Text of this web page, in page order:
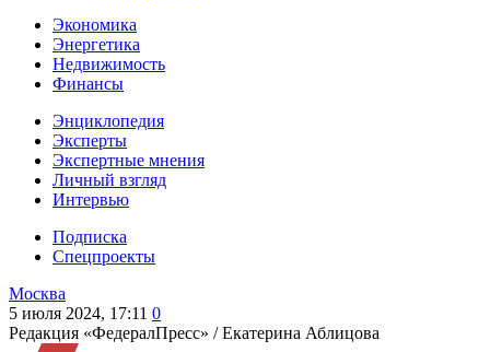
Экономика
Энергетика
Недвижимость
Финансы
Энциклопедия
Эксперты
Экспертные мнения
Личный взгляд
Интервью
Подписка
Спецпроекты
Москва
5 июля 2024, 17:11 0
Редакция «ФедералПресс» /Екатерина Аблицова